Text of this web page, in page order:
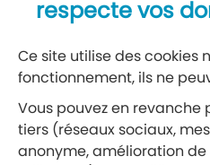
respecte vos
Ce site utilise des cookies
fonctionnement, ils ne
Vous pouvez en revanche
tiers (réseaux sociaux,
anonyme, amélioration